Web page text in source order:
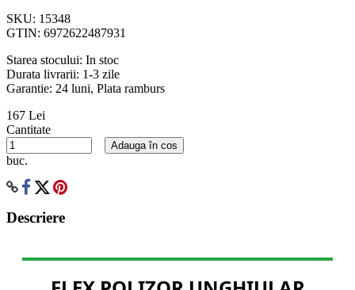
SKU: 15348
GTIN: 6972622487931
Starea stocului: In stoc
Durata livrarii: 1-3 zile
Garantie: 24 luni, Plata ramburs
167 Lei
Cantitate
buc.
Adauga în cos
Descriere